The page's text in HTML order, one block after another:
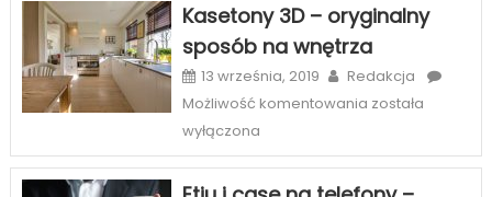
piękny
uśmiech
w
Szczecinie
Kasetony 3D – oryginalny
sposób na wnętrza
13 września, 2019
Redakcja
Możliwość komentowania Kasetony
–
została
wyłączona